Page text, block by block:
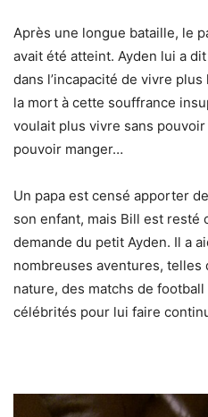
Après une longue bataille, le
avait été atteint. Ayden lui a
dans l’incapacité de vivre
la mort à cette souffrance
voulait plus vivre sans
pouvoir manger…
Un papa est censé apporter
son enfant, mais Bill est resté
demande du petit Ayden. Il a
nombreuses aventures, telles
nature, des matchs de
célébrités pour lui faire